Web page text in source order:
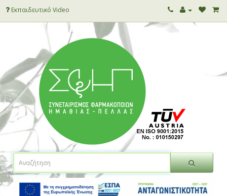
Εκπαιδευτικό Video